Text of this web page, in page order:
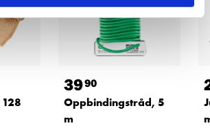
3990
Oppbindingstråd, 5
m